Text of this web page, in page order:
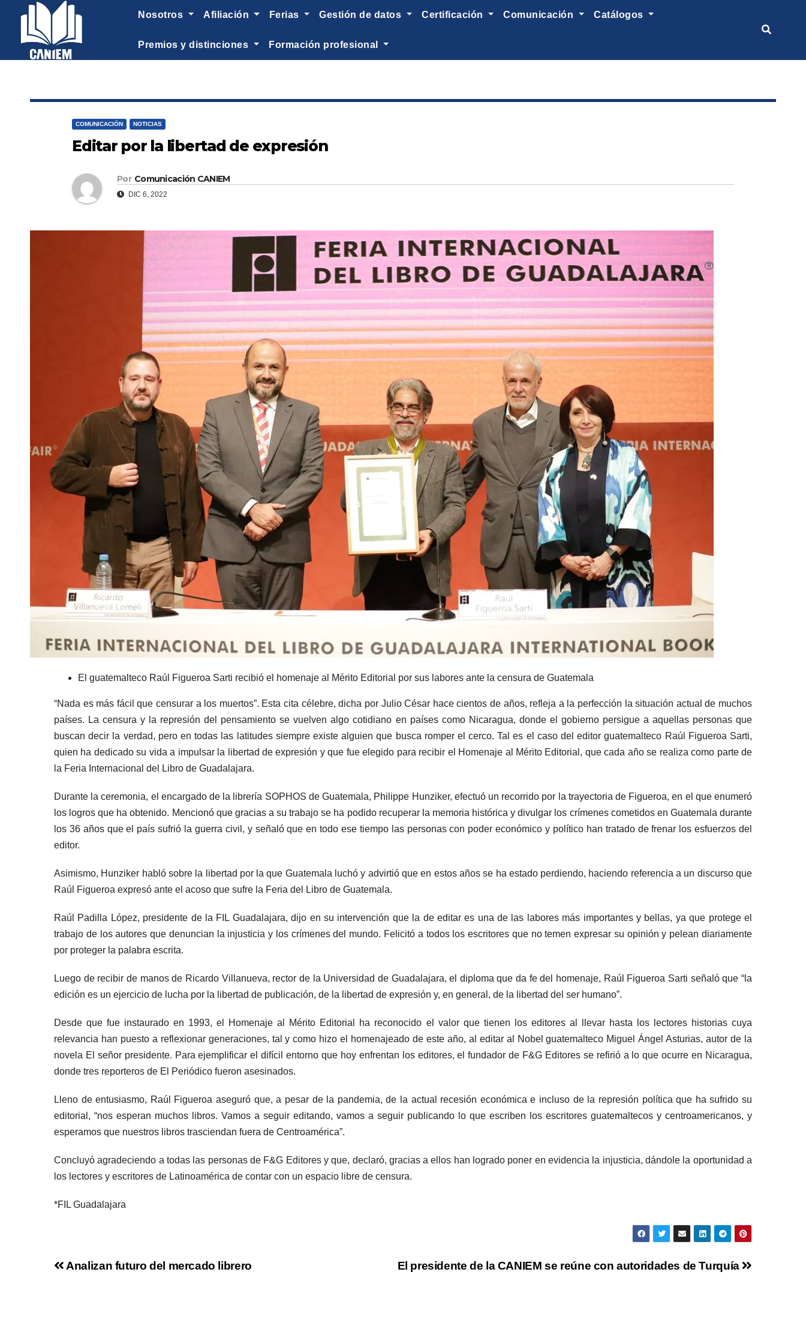
nosotros afiliación ferias gestión de datos certificación comunicación catálogos
premios y distinciones formación profesional
COMUNICACIÓN NOTICIAS
Editar por la libertad de expresión
Por Comunicación CANIEM
DIC 6, 2022
El guatemalteco Raúl Figueroa Sarti recibió el homenaje al Mérito Editorial por sus labores ante la censura de Guatemala
“Nada es más fácil que censurar a los muertos”. Esta cita célebre, dicha por Julio César hace cientos de años, refleja a la perfección la situación actual de muchos
países. La censura y la represión del pensamiento se vuelven algo cotidiano en países como Nicaragua, donde el gobierno persigue a aquellas personas que
buscan decir la verdad, pero en todas las latitudes siempre existe alguien que busca romper el cerco. Tal es el caso del editor guatemalteco Raúl Figueroa Sarti,
quien ha dedicado su vida a impulsar la libertad de expresión y que fue elegido para recibir el Homenaje al Mérito Editorial, que cada año se realiza como parte de
la Feria Internacional del Libro de Guadalajara.
Durante la ceremonia, el encargado de la librería SOPHOS de Guatemala, Philippe Hunziker, efectuó un recorrido por la trayectoria de Figueroa, en el que enumeró
los logros que ha obtenido. Mencionó que gracias a su trabajo se ha podido recuperar la memoria histórica y divulgar los crímenes cometidos en Guatemala durante
los 36 años que el país sufrió la guerra civil, y señaló que en todo ese tiempo las personas con poder económico y político han tratado de frenar los esfuerzos del
editor.
Asimismo, Hunziker habló sobre la libertad por la que Guatemala luchó y advirtió que en estos años se ha estado perdiendo, haciendo referencia a un discurso que
Raúl Figueroa expresó ante el acoso que sufre la Feria del Libro de Guatemala.
Raúl Padilla López, presidente de la FIL Guadalajara, dijo en su intervención que la de editar es una de las labores más importantes y bellas, ya que protege el
trabajo de los autores que denuncian la injusticia y los crímenes del mundo. Felicitó a todos los escritores que no temen expresar su opinión y pelean diariamente
por proteger la palabra escrita.
Luego de recibir de manos de Ricardo Villanueva, rector de la Universidad de Guadalajara, el diploma que da fe del homenaje, Raúl Figueroa Sarti señaló que “la
edición es un ejercicio de lucha por la libertad de publicación, de la libertad de expresión y, en general, de la libertad del ser humano”.
Desde que fue instaurado en 1993, el Homenaje al Mérito Editorial ha reconocido el valor que tienen los editores al llevar hasta los lectores historias cuya
relevancia han puesto a reflexionar generaciones, tal y como hizo el homenajeado de este año, al editar al Nobel guatemalteco Miguel Ángel Asturias, autor de la
novela El señor presidente. Para ejemplificar el difícil entorno que hoy enfrentan los editores, el fundador de F&G Editores se refirió a lo que ocurre en Nicaragua,
donde tres reporteros de El Periódico fueron asesinados.
Lleno de entusiasmo, Raúl Figueroa aseguró que, a pesar de la pandemia, de la actual recesión económica e incluso de la represión política que ha sufrido su
editorial, “nos esperan muchos libros. Vamos a seguir editando, vamos a seguir publicando lo que escriben los escritores guatemaltecos y centroamericanos, y
esperamos que nuestros libros trasciendan fuera de Centroamérica”.
Concluyó agradeciendo a todas las personas de F&G Editores y que, declaró, gracias a ellos han logrado poner en evidencia la injusticia, dándole la oportunidad a
los lectores y escritores de Latinoamérica de contar con un espacio libre de censura.
*FIL Guadalajara
El presidente de la CANIEM se reúne con autoridades de Turquía
Analizan futuro del mercado librero